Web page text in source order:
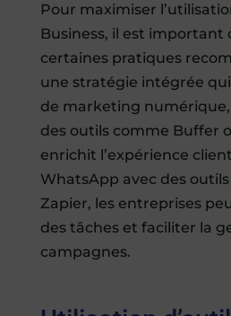
Pour maximiser
Business, il est important
certaines pratiques
une stratégie intégrée
de marketing
des outils comme Buffer
enrichit l’expérience
WhatsApp avec des
Zapier, les entreprises
des tâches et faciliter la
campagnes.